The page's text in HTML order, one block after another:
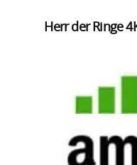
Herr der Ringe